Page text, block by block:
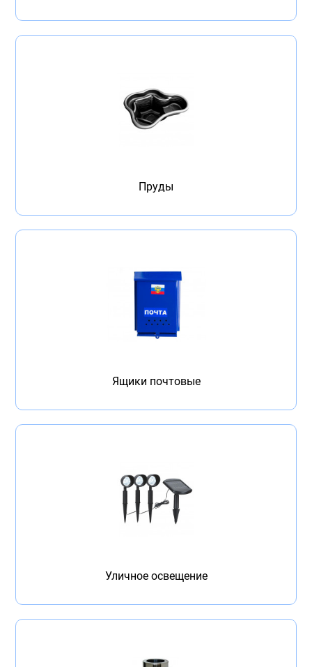
Пруды
Ящики почтовые
Уличное освещение